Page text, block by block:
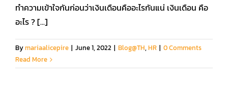
เข้าสู่ระบบ​
ทำความเข้าใจกันก่อนว่าเงินเดือนคืออะไรกันแน่ เงินเดือน คือ
อะไร ? [...]
Bymariaalicepire | June 1, 2022 | Blog@TH, HR | 0 Comments
Read More